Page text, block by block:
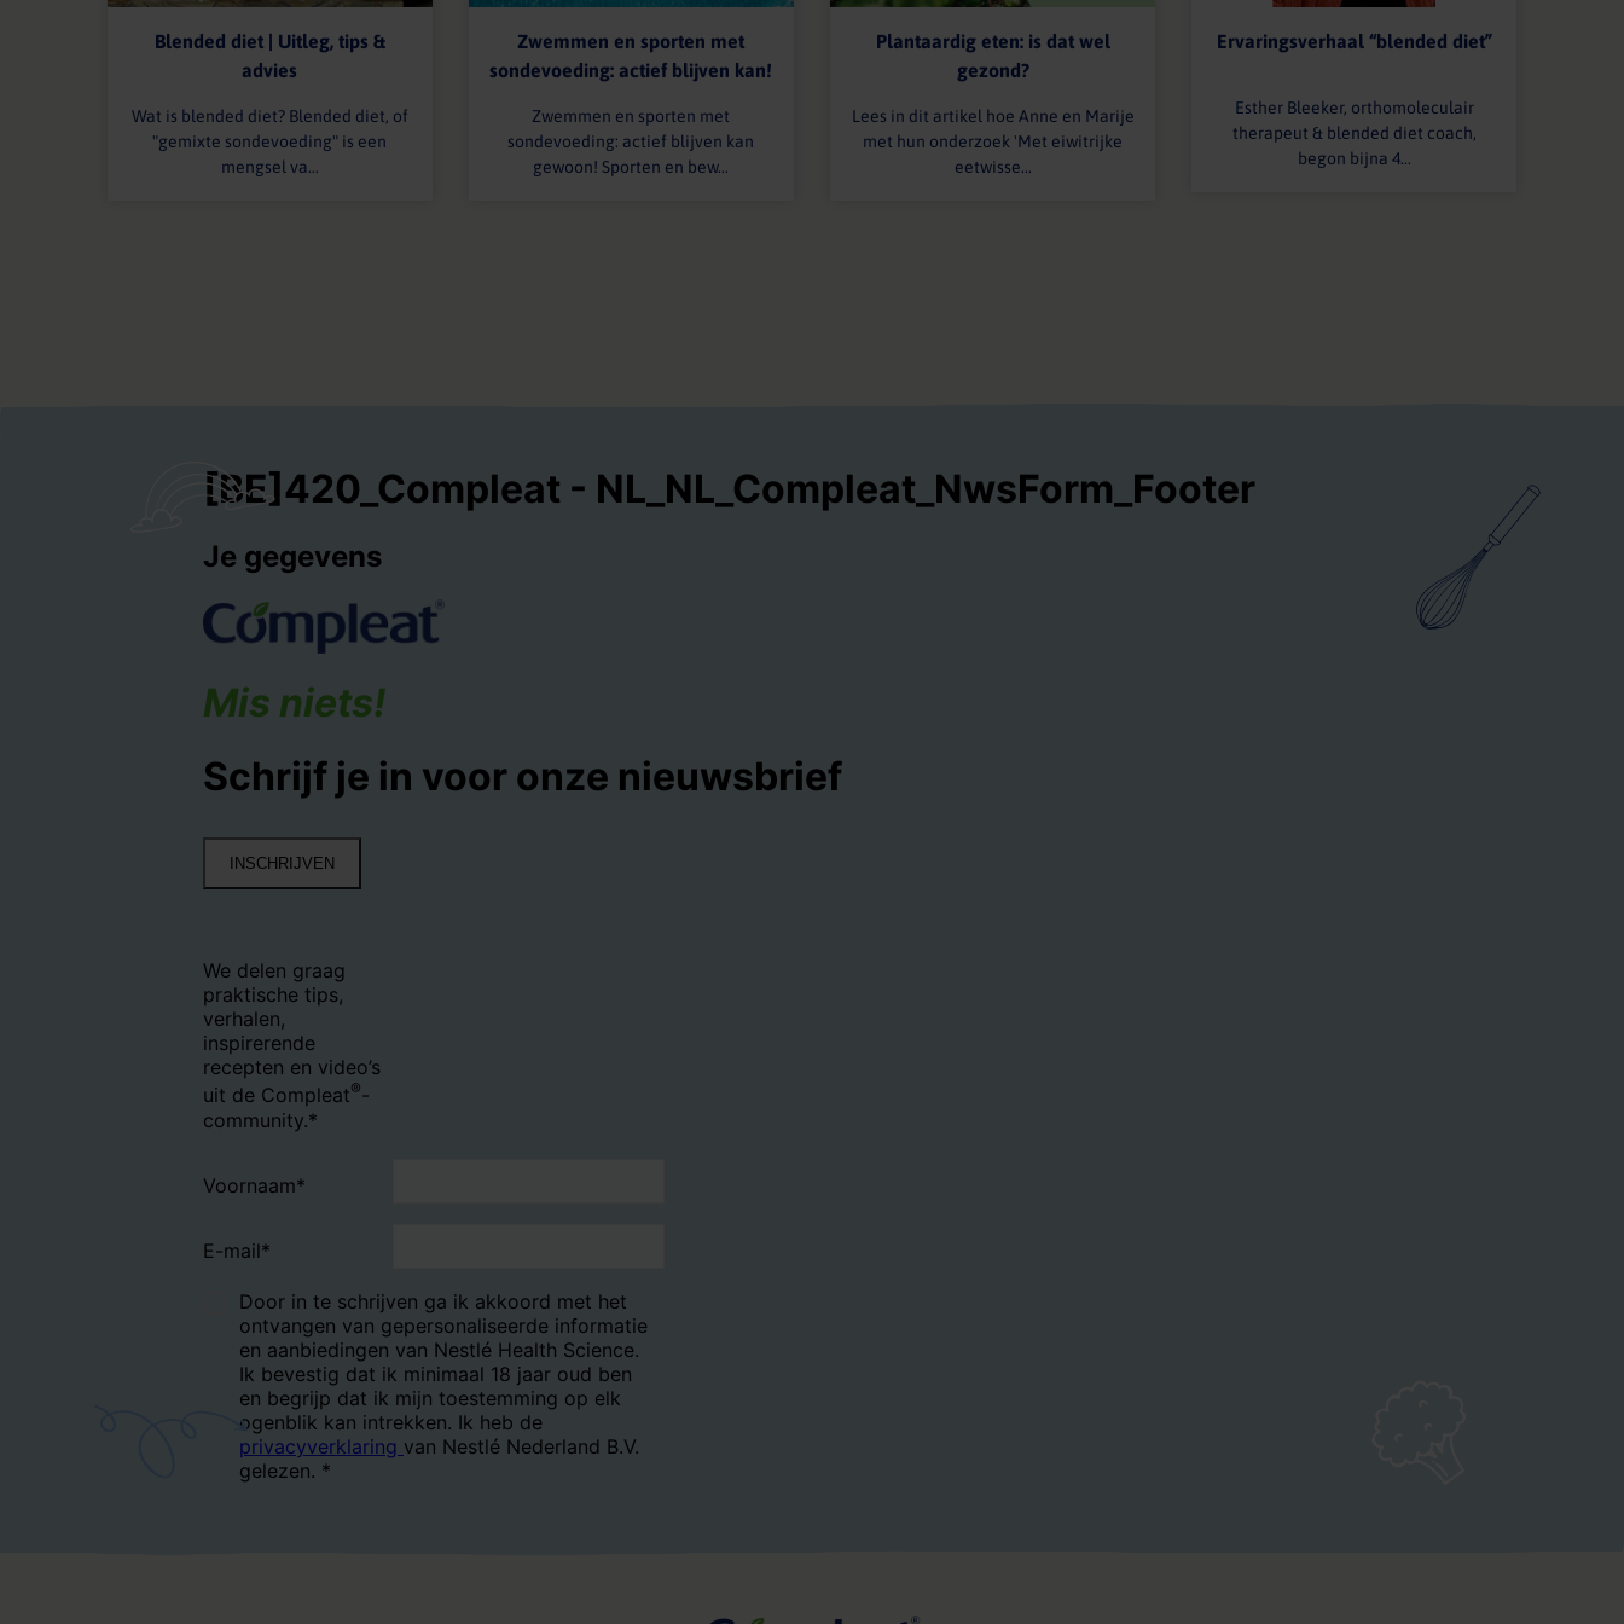
Blended diet | Uitleg, tips &
advies
Wat is blended diet? Blended diet, of
"gemixte sondevoeding" is een
mengsel va...
Zwemmen en sporten met
sondevoeding: actief blijven kan!
Zwemmen en sporten met
sondevoeding: actief blijven kan
gewoon! Sporten en bew...
Plantaardig eten: is dat wel
gezond?
Lees in dit artikel hoe Anne en Marije
met hun onderzoek 'Met eiwitrijke
eetwisse...
Ervaringsverhaal “blended diet”
Esther Bleeker, orthomoleculair
therapeut & blended diet coach,
begon bijna 4...